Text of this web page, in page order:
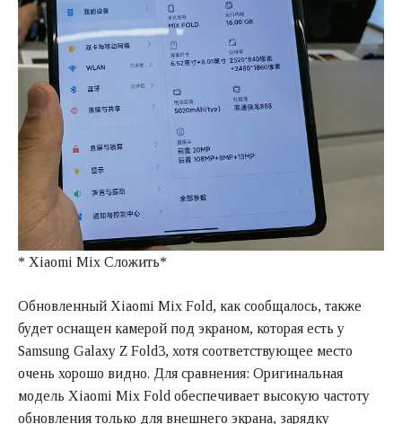
* Xiaomi Mix Сложить*
Обновленный Xiaomi Mix Fold, как сообщалось, также
будет оснащен камерой под экраном, которая есть у
Samsung Galaxy Z Fold3, хотя соответствующее место
очень хорошо видно. Для сравнения: Оригинальная
модель Xiaomi Mix Fold обеспечивает высокую частоту
обновления только для внешнего экрана, зарядку